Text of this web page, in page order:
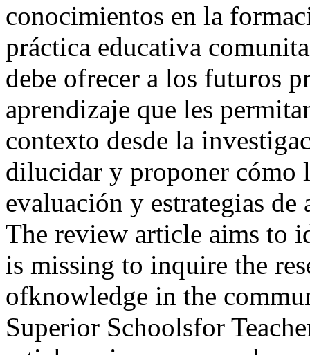
conocimientos en la
práctica educativa
debe ofrecer a los futuros
aprendizaje que les
contexto desde la
dilucidar y proponer cómo
evaluación y estrategias
The review article aims to
is missing to inquire the
ofknowledge in the
Superior Schoolsfor